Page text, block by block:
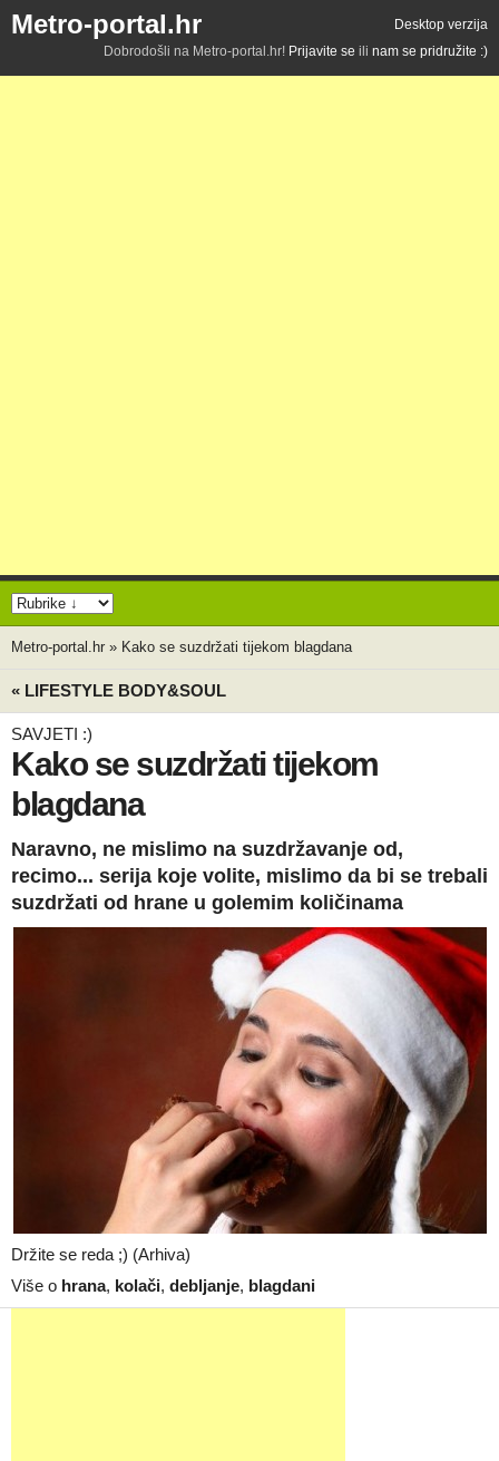
Metro-portal.hr
Desktop verzija
Dobrodošli na Metro-portal.hr! Prijavite se ili nam se pridružite :)
Metro-portal.hr » Kako se suzdržati tijekom blagdana
« LIFESTYLE BODY&SOUL
SAVJETI :)
Kako se suzdržati tijekom
blagdana
Naravno, ne mislimo na suzdržavanje od,
recimo... serija koje volite, mislimo da bi se trebali
suzdržati od hrane u golemim količinama
Držite se reda ;) (Arhiva)
Više o hrana, kolači, debljanje, blagdani